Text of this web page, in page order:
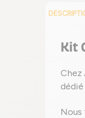
Kit
Chez